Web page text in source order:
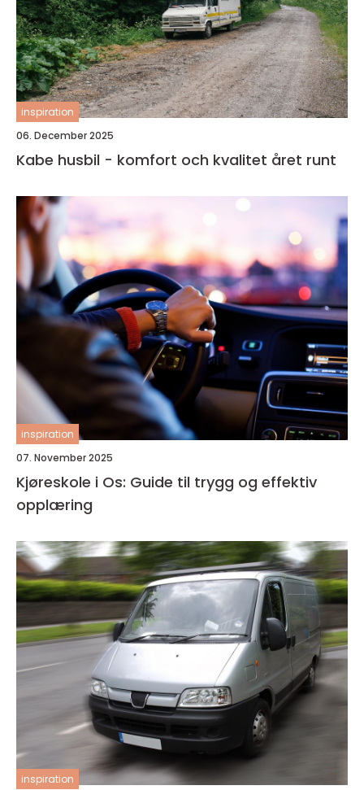
inspiration
06. December 2025
Kabe husbil - komfort och kvalitet året runt
inspiration
07. November 2025
Kjøreskole i Os: Guide til trygg og effektiv
opplæring
inspiration